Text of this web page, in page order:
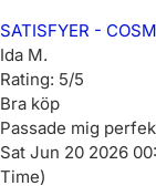
SATISFYER -
Ida M.
Rating: 5/5
Bra köp
Passade mig
Sat Jun 20 2026
Time)